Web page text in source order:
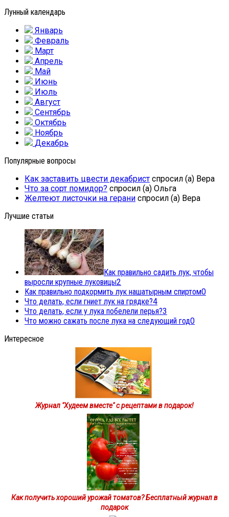
Лунный календарь
Январь
Февраль
Март
Апрель
Май
Июнь
Июль
Август
Сентябрь
Октябрь
Ноябрь
Декабрь
Популярные вопросы
Как заставить цвести декабрист спросил (а) Вера
Что за сорт помидор? спросил (а) Ольга
Желтеют листочки на герани спросил (а) Вера
Лучшие статьи
Как правильно садить лук, чтобы
выросли крупные луковицы2
Как правильно подкормить лук нашатырным спиртом0
Что делать, если гниет лук на грядке?4
Что делать, если у лука побелели перья?3
Что можно сажать после лука на следующий год0
Интересное
Журнал "Худеем вместе" с рецептами в подарок!
Как получить хороший урожай томатов? Бесплатный журнал в
подарок